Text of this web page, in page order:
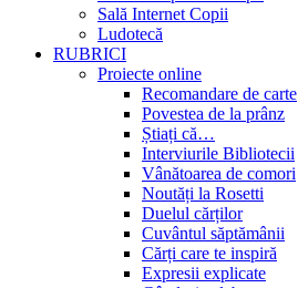
Sală Internet Copii
Ludotecă
RUBRICI
Proiecte online
Recomandare de carte
Povestea de la prânz
Știați că…
Interviurile Bibliotecii
Vânătoarea de comori
Noutăți la Rosetti
Duelul cărților
Cuvântul săptămânii
Cărți care te inspiră
Expresii explicate